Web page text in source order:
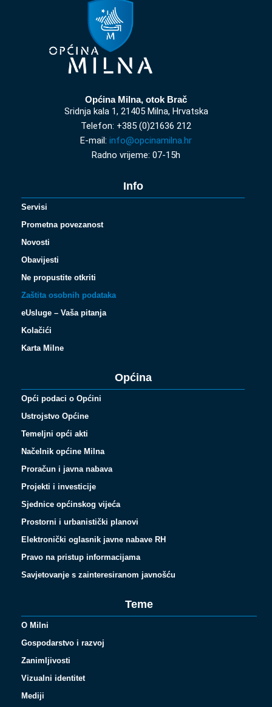
Općina Milna, otok Brač
Sridnja kala 1, 21405 Milna, Hrvatska
Telefon: +385 (0)21636 212
E-mail: info@opcinamilna.hr
Radno vrijeme: 07-15h
Info
Servisi
Prometna povezanost
Novosti
Obavijesti
Ne propustite otkriti
Zaštita osobnih podataka
eUsluge – Vaša pitanja
Kolačići
Karta Milne
Općina
Opći podaci o Općini
Ustrojstvo Općine
Temeljni opći akti
Načelnik općine Milna
Proračun i javna nabava
Projekti i investicije
Sjednice općinskog vijeća
Prostorni i urbanistički planovi
Elektronički oglasnik javne nabave RH
Pravo na pristup informacijama
Savjetovanje s zainteresiranom javnošću
Teme
O Milni
Gospodarstvo i razvoj
Zanimljivosti
Vizualni identitet
Mediji